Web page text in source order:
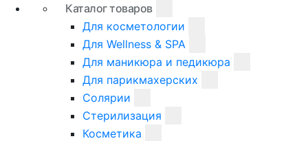
Каталог товаров
Для косметологии
Для Wellness & SPA
Для маникюра и педикюра
Для парикмахерских
Солярии
Стерилизация
Косметика